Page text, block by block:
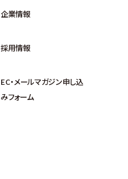
企業情報
採用情報
EC・メールマガジン申し込
みフォーム